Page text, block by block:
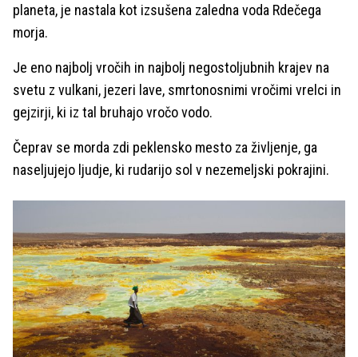
planeta, je nastala kot izsušena zaledna voda Rdečega
morja.
Je eno najbolj vročih in najbolj negostoljubnih krajev na
svetu z vulkani, jezeri lave, smrtonosnimi vročimi vrelci in
gejzirji, ki iz tal bruhajo vročo vodo.
Čeprav se morda zdi peklensko mesto za življenje, ga
naseljujejo ljudje, ki rudarijo sol v nezemeljski pokrajini.